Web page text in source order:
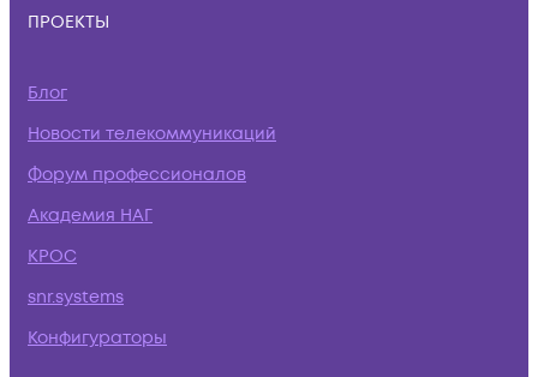
ПРОЕКТЫ
Блог
Новости телекоммуникаций
Форум профессионалов
Академия НАГ
КРОС
snr.systems
Конфигураторы